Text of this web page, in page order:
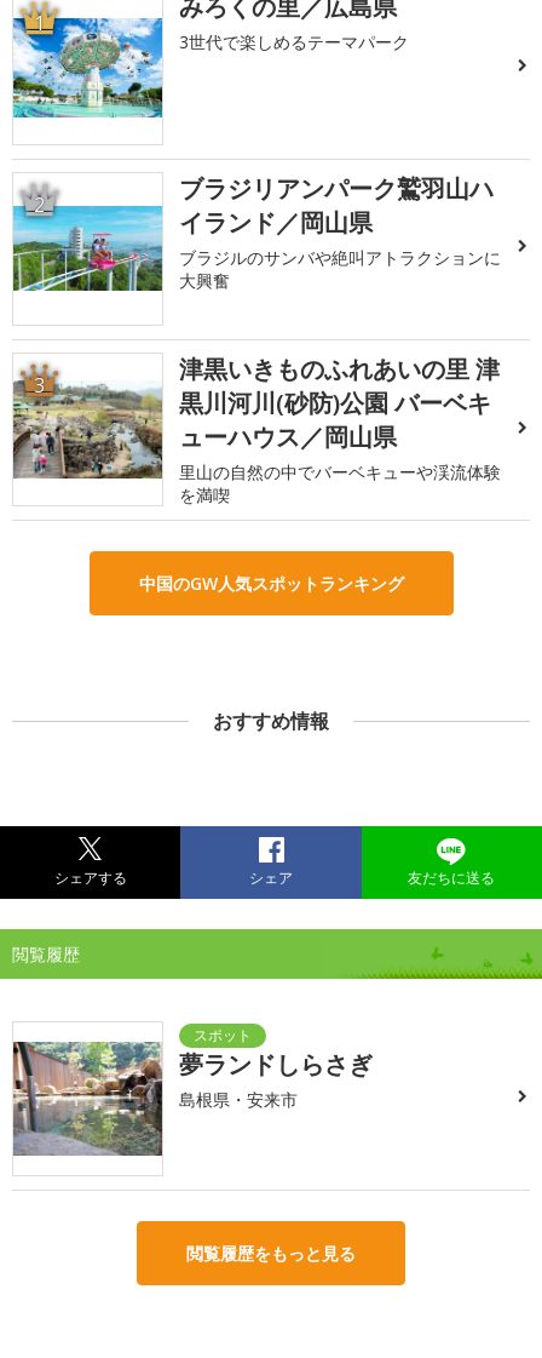
1 みろくの里／広島県
3世代で楽しめるテーマパーク
2
ブラジリアンパーク鷲羽山ハ
イランド／岡山県
ブラジルのサンバや絶叫アトラクションに
大興奮
3
津黒いきものふれあいの里 津
黒川河川(砂防)公園 バーベキ
ューハウス／岡山県
里山の自然の中でバーベキューや渓流体験
を満喫
中国のGW人気スポットランキング
おすすめ情報
シェアする シェア 友だちに送る
閲覧履歴
夢ランドしらさぎ
島根県・安来市
閲覧履歴をもっと見る